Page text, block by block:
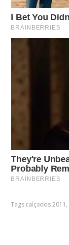
Tags:calçados 2011 ,